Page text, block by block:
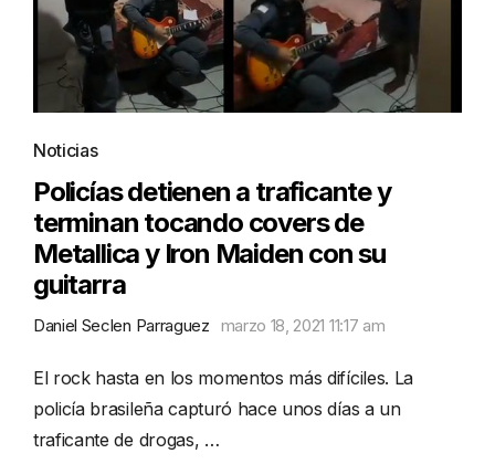
Noticias
Policías detienen a traficante y
terminan tocando covers de
Metallica y Iron Maiden con su
guitarra
Daniel Seclen Parraguez marzo 18, 2021 11:17 am
El rock hasta en los momentos más difíciles. La
policía brasileña capturó hace unos días a un
traficante de drogas, …